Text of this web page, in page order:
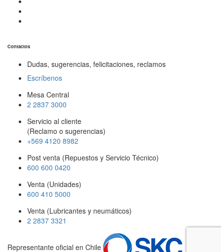
Contactos
Dudas, sugerencias, felicitaciones, reclamos
Escríbenos
Mesa Central
2 2837 3000
Servicio al cliente
(Reclamo o sugerencias)
+569 4120 8982
Post venta (Repuestos y Servicio Técnico)
600 600 0420
Venta (Unidades)
600 410 5000
Venta (Lubricantes y neumáticos)
2 2837 3321
Representante oficial en Chile